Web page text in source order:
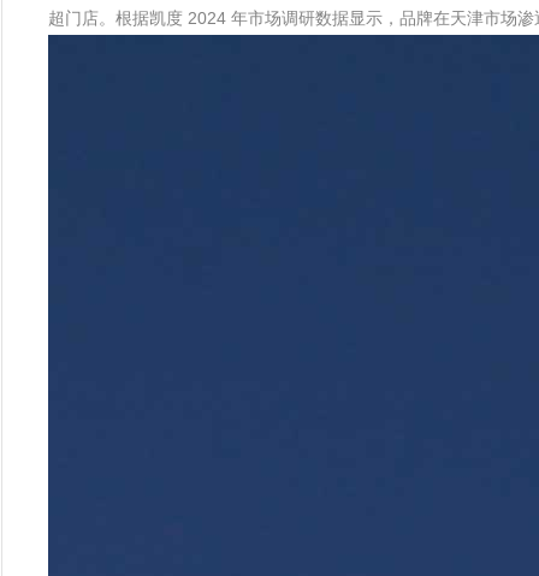
超门店。根据凯度 2024 年市场调研数据显示，品牌在天津市场